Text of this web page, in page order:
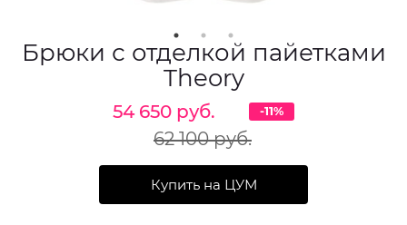
Брюки с отделкой пайетками
Theory
54 650 руб.
62 100 руб.
-11%
Купить на ЦУМ